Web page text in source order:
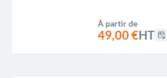
À partir de
49,00 €HT